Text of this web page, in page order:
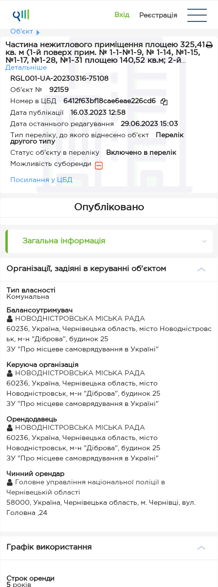
Вхід Реєстрація
Об'єкт
Частина нежитлового приміщення площею 325,41
кв. м (1-й поверх прим. № 1-1-№1-9, № 1-14, №1-15,
№1-17, №1-28, №1-31 площею 140,52 кв.м; 2-й
поверх приміщення №2-1- №2-17 площею 184,89
кв. м), що знаходиться за адресою: 60236,
Подільська, буд.4
Детальніше
RGL001-UA-20230316-75108
Об'єкт №
92159
Номер в ЦБД
6412f63bf18cae6eae226cd6
Дата публікації
16.03.2023 12:58
Дата останнього редагування
29.06.2023 15:03
Тип переліку, до якого віднесено об'єкт
Перелік
другого типу
Статус об'єкту в переліку
Включено в перелік
Можливість суборенди
Посилання у ЦБД
Опубліковано
Загальна інформація
Організації, задіяні в керуванні об'єктом
Тип власності
Комунальна
Балансоутримувач
НОВОДНІСТРОВСЬКА МІСЬКА РАДА
60236, Україна, Чернівецька область, місто Новодністровс
ьк, м-н "Діброва", будинок 25
ЗУ "Про місцеве самоврядування в Україні"
Керуюча організація
НОВОДНІСТРОВСЬКА МІСЬКА РАДА
60236, Україна, Чернівецька область, місто
Новодністровськ, м-н "Діброва", будинок 25
ЗУ "Про місцеве самоврядування в Україні"
Орендодавець
НОВОДНІСТРОВСЬКА МІСЬКА РАДА
60236, Україна, Чернівецька область, місто
Новодністровськ, м-н "Діброва", будинок 25
ЗУ "Про місцеве самоврядування в Україні"
Чинний орендар
Головне управління національної поліції в
Чернівецькій області
58000, Україна, Чернівецька область, м. Чернівці, вул.
Головна ,24
Графік використання
Строк оренди
5 років